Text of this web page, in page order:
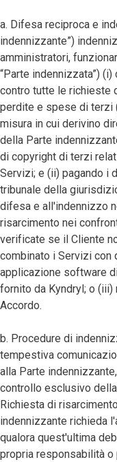
a. Difesa reciproca e
indennizzante”)
amministratori,
“Parte indennizzata”)
contro tutte le richieste
perdite e spese di terzi
misura in cui derivino
della Parte
di copyright di terzi
Servizi; e (ii) pagando i
tribunale della
difesa e all'indennizzo
risarcimento nei
verificate se il Cliente
combinato i Servizi con
applicazione software
fornito da Kyndryl; o
Accordo.
b. Procedure di
tempestiva
alla Parte
controllo esclusivo
Richiesta di
indennizzante richieda
qualora quest'ultima
propria responsabilità o